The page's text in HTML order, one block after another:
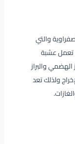
والتي
تعمل عشبة
والبراز
ولذلك تعد